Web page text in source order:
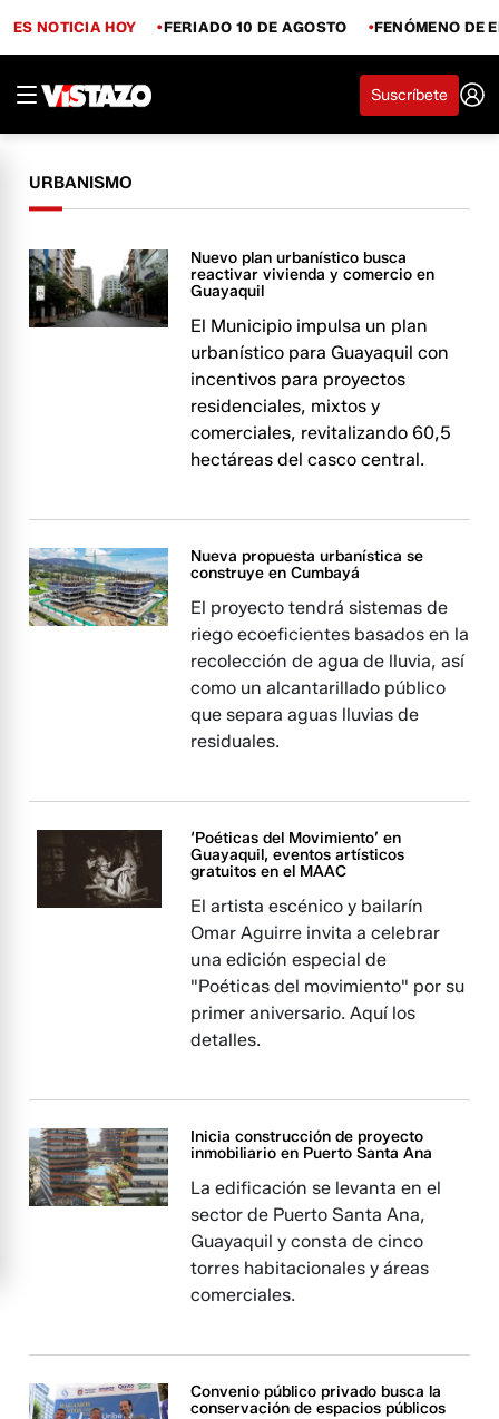
ES NOTICIA HOY FERIADO 10 DE AGOSTO FENÓMENO DE
Suscríbete
URBANISMO
Nuevo plan urbanístico busca
reactivar vivienda y comercio en
Guayaquil
El Municipio impulsa un plan
urbanístico para Guayaquil con
incentivos para proyectos
residenciales, mixtos y
comerciales, revitalizando 60,5
hectáreas del casco central.
Nueva propuesta urbanística se
construye en Cumbayá
El proyecto tendrá sistemas de
riego ecoeficientes basados en la
recolección de agua de lluvia, así
como un alcantarillado público
que separa aguas lluvias de
residuales.
‘Poéticas del Movimiento’ en
Guayaquil, eventos artísticos
gratuitos en el MAAC
El artista escénico y bailarín
Omar Aguirre invita a celebrar
una edición especial de
"Poéticas del movimiento" por su
primer aniversario. Aquí los
detalles.
Inicia construcción de proyecto
inmobiliario en Puerto Santa Ana
La edificación se levanta en el
sector de Puerto Santa Ana,
Guayaquil y consta de cinco
torres habitacionales y áreas
comerciales.
Convenio público privado busca la
conservación de espacios públicos